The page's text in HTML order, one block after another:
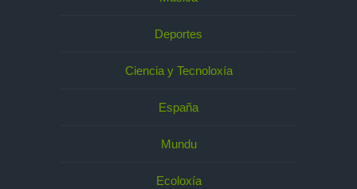
Deportes
Ciencia y Tecnoloxía
España
Mundu
Ecoloxía